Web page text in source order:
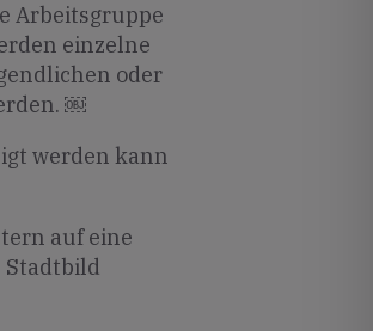
Arbeitsgruppe
einzelne
oder
￼
werden kann
auf eine
Stadtbild